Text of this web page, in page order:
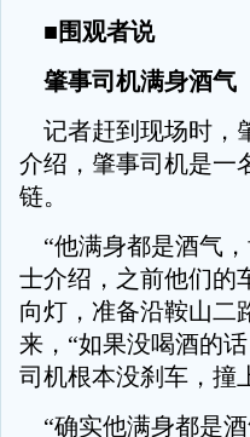
■围观者说
肇事司机满身酒气
记者赶到现场时，
介绍，肇事司机是一
链。
“他满身都是酒气
士介绍，之前他们的
向灯，准备沿鞍山二
来，“如果没喝酒的
司机根本没刹车，撞
“确实他满身都是